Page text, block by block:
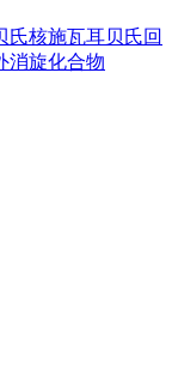
氏核施瓦耳贝氏回
消旋化合物